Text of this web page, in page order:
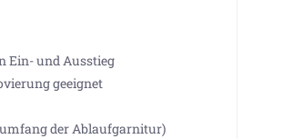
Ein- und Ausstieg
geeignet
der Ablaufgarnitur)